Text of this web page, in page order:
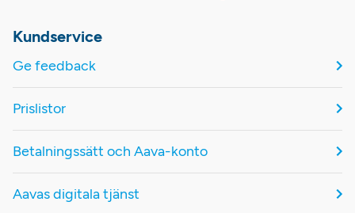
Kundservice
Ge feedback
Prislistor
Betalningssätt och Aava-konto
Aavas digitala tjänst